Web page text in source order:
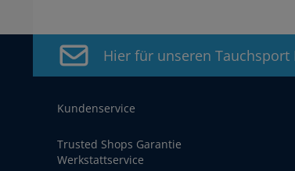
Hier für unseren
Kundenservice
Trusted Shops Garantie
Werkstattservice